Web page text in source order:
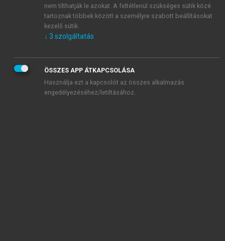
mersz.huoldalak licencszerződéseiben foglaltakat
tudomásul veszem és elfogadom.
KIPRÓBÁLOM
nem tilthatják le azokat. A feltétlenül szükséges sütik közé
tartoznak többek között a személyre szabott beállításokat
kezelő sütik.
↓ 3 szolgáltatás
ÖSSZES APP ÁTKAPCSOLÁSA
Használja ezt a kapcsolót az összes alkalmazás
engedélyezéséhez/letiltásához.